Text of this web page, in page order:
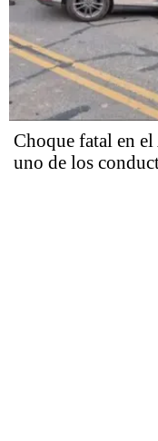
Choque fatal en
uno de los